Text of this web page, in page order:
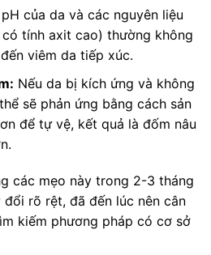
của da và các nguyên liệu
tính axit cao) thường không
viêm da tiếp xúc.
Nếu da bị kích ứng và không
sẽ phản ứng bằng cách sản
để tự vệ, kết quả là đốm nâu
các mẹo này trong 2-3 tháng
rõ rệt, đã đến lúc nên cân
kiếm phương pháp có cơ sở